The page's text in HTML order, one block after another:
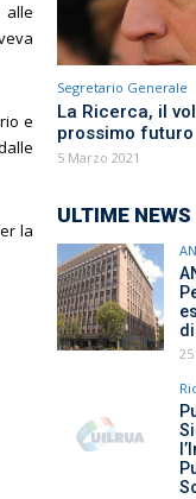
alle
e
la
Segretario Generale
La Ricerca, il
prossimo futuro
5 Marzo 2021
ULTIME NEWS